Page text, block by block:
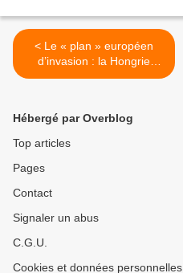
< Le « plan » européen
d’invasion : la Hongrie
lourdement sanctionnée
Hébergé par Overblog
Top articles
Pages
Contact
Signaler un abus
C.G.U.
Cookies et données personnelles